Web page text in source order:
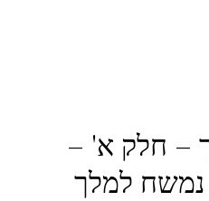
– חלק א' –
למלך